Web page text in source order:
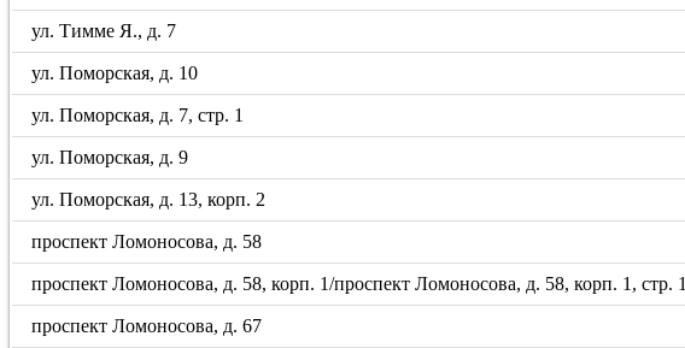
ул. Тимме Я., д. 7
ул. Поморская, д. 10
ул. Поморская, д. 7, стр. 1
ул. Поморская, д. 9
ул. Поморская, д. 13, корп. 2
проспект Ломоносова, д. 58
проспект Ломоносова, д. 58, корп. 1/проспект Ломоносова, д. 58, корп. 1, стр. 1
проспект Ломоносова, д. 67